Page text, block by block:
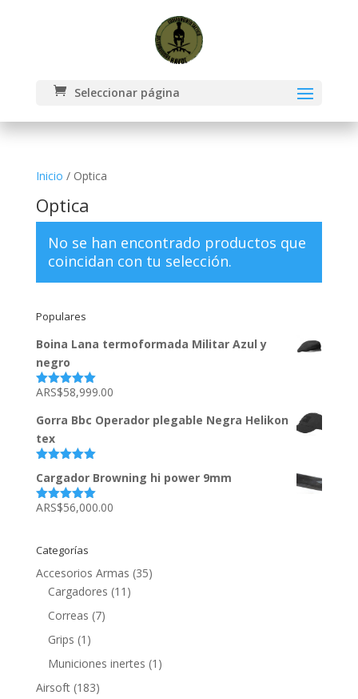
Seleccionar página
Inicio / Optica
Optica
No se han encontrado productos que
coincidan con tu selección.
Populares
Boina Lana termoformada Militar Azul y
negro
Valorado
5
ARS$58,999.00
Gorra Bbc Operador plegable Negra Helikon
tex
con5.00de
5
Cargador Browning hi power 9mm
Valorado
ARS$56,000.00
Categorías
Accesorios Armas (35)
Cargadores (11)
Correas (7)
Grips (1)
Municiones inertes (1)
Airsoft (183)